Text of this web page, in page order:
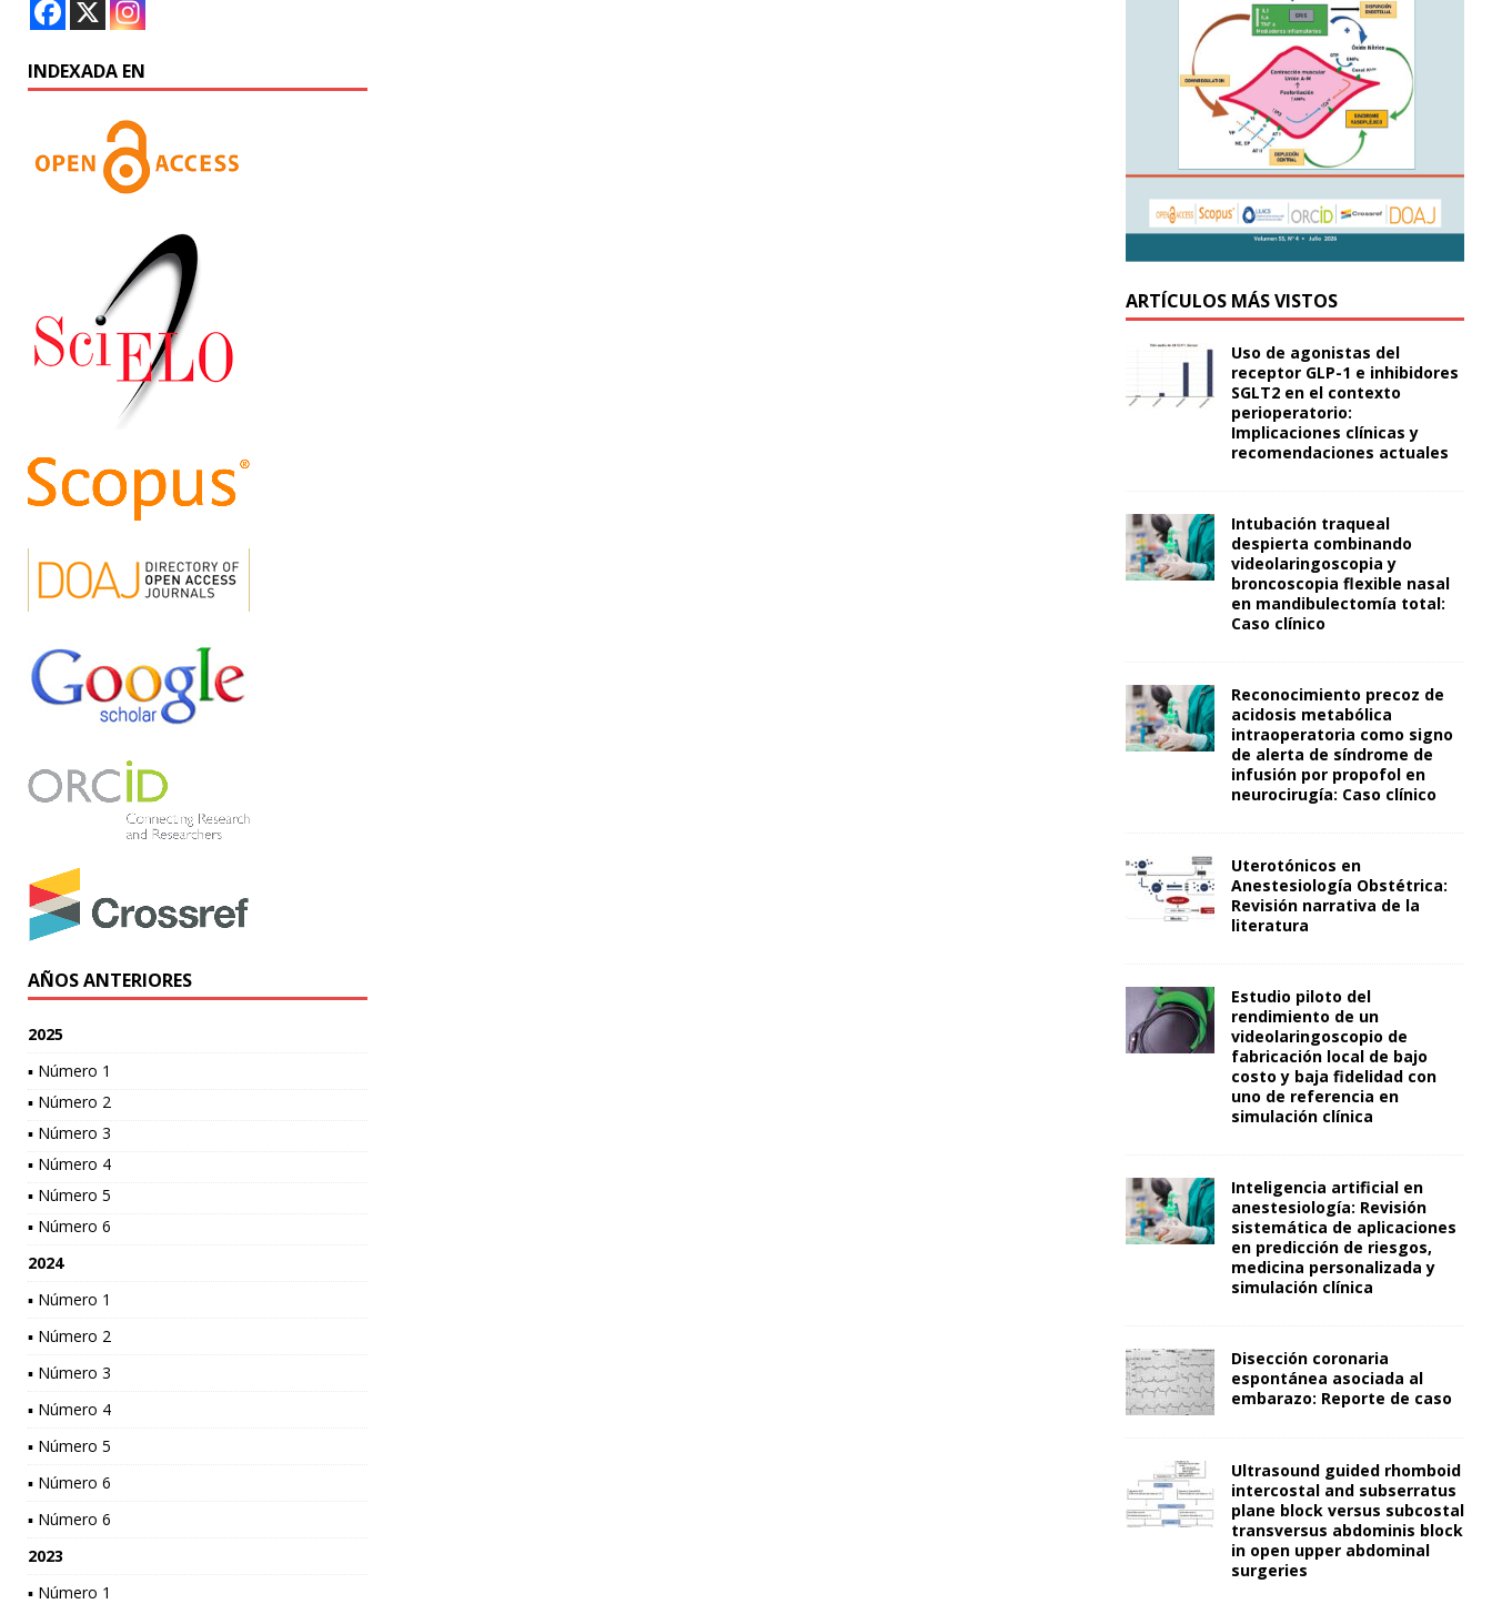
INDEXADA EN
AÑOS ANTERIORES
2025
▪ Número 1
▪ Número 2
▪ Número 3
▪ Número 4
▪ Número 5
▪ Número 6
2024
▪ Número 1
▪ Número 2
▪ Número 3
▪ Número 4
▪ Número 5
▪ Número 6
▪ Número 6
2023
▪ Número 1
ARTÍCULOS MÁS VISTOS
Uso de agonistas del
receptor GLP-1 e inhibidores
SGLT2 en el contexto
perioperatorio:
Implicaciones clínicas y
recomendaciones actuales
Intubación traqueal
despierta combinando
videolaringoscopia y
broncoscopia flexible nasal
en mandibulectomía total:
Caso clínico
Reconocimiento precoz de
acidosis metabólica
intraoperatoria como signo
de alerta de síndrome de
infusión por propofol en
neurocirugía: Caso clínico
Uterotónicos en
Anestesiología Obstétrica:
Revisión narrativa de la
literatura
Estudio piloto del
rendimiento de un
videolaringoscopio de
fabricación local de bajo
costo y baja fidelidad con
uno de referencia en
simulación clínica
Inteligencia artificial en
anestesiología: Revisión
sistemática de aplicaciones
en predicción de riesgos,
medicina personalizada y
simulación clínica
Disección coronaria
espontánea asociada al
embarazo: Reporte de caso
Ultrasound guided rhomboid
intercostal and subserratus
plane block versus subcostal
transversus abdominis block
in open upper abdominal
surgeries